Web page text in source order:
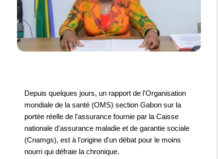
Depuis quelques jours, un rapport de l'Organisation
mondiale de la santé (OMS) section Gabon sur la
portée réelle de l'assurance fournie par la Caisse
nationale d'assurance maladie et de garantie sociale
(Cnamgs), est à l'origine d'un débat pour le moins
nourri qui défraie la chronique.